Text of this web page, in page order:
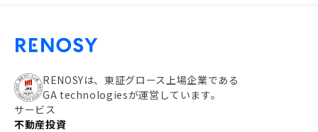
RENOSYは、東証グロース上場企業である
GA technologiesが運営しています。
サービス
不動産投資